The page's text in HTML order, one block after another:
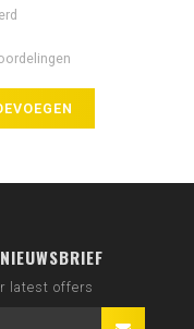
latest offers